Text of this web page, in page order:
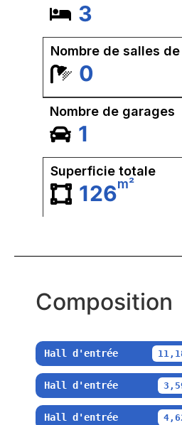
3
Nombre de salles
0
Nombre de garages
1
Superficie totale
126m²
Composition
Hall d'entrée
Hall d'entrée
Hall d'entrée